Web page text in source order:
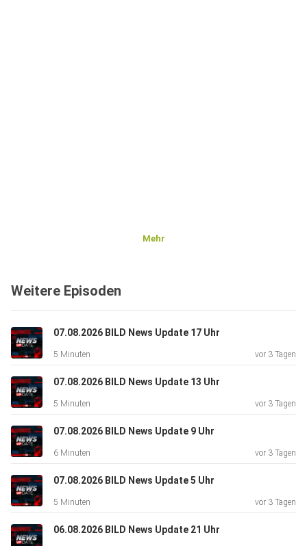
Mehr
Weitere Episoden
07.08.2026 BILD News Update 17 Uhr
5 Minuten vor 3 Tagen
07.08.2026 BILD News Update 13 Uhr
5 Minuten vor 3 Tagen
07.08.2026 BILD News Update 9 Uhr
6 Minuten vor 3 Tagen
07.08.2026 BILD News Update 5 Uhr
5 Minuten vor 3 Tagen
06.08.2026 BILD News Update 21 Uhr